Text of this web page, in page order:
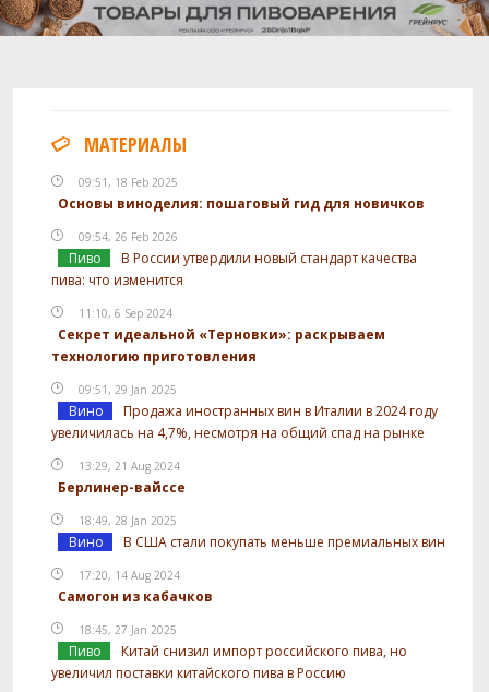
МАТЕРИАЛЫ
09:51, 18 Feb 2025
Основы виноделия: пошаговый гид для новичков
09:54, 26 Feb 2026
Пиво
В России утвердили новый стандарт качества
пива: что изменится
11:10, 6 Sep 2024
Секрет идеальной «Терновки»: раскрываем
технологию приготовления
09:51, 29 Jan 2025
Вино
Продажа иностранных вин в Италии в 2024 году
увеличилась на 4,7%, несмотря на общий спад на рынке
13:29, 21 Aug 2024
Берлинер-вайссе
18:49, 28 Jan 2025
Вино В США стали покупать меньше премиальных вин
17:20, 14 Aug 2024
Самогон из кабачков
18:45, 27 Jan 2025
Пиво
Китай снизил импорт российского пива, но
увеличил поставки китайского пива в Россию